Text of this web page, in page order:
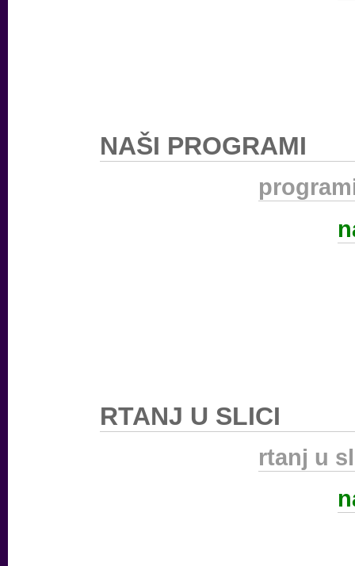
NAŠI PROGRAMI
RTANJ U SLICI
rtanj u